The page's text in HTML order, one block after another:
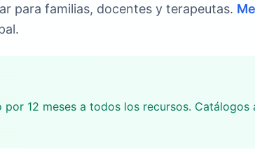
para familias, docentes y terapeutas.
12 meses a todos los recursos.